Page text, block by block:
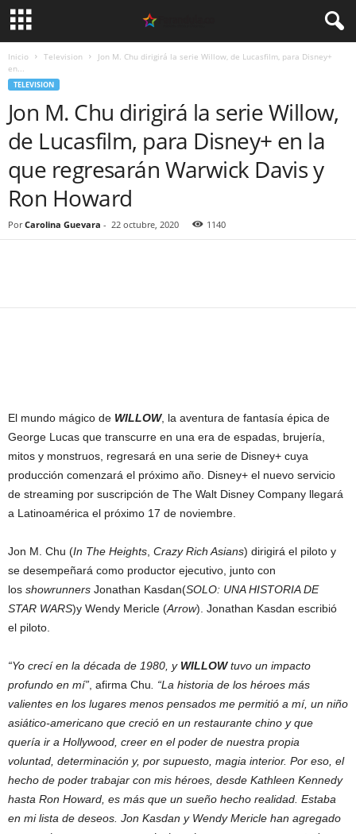
Inicio Television
Jon M. Chu dirigirá la serie Willow, de Lucasfilm, para Disney+
en...
TELEVISION
Jon M. Chu dirigirá la serie Willow,
de Lucasfilm, para Disney+ en la
que regresarán Warwick Davis y
Ron Howard
Por Carolina Guevara - 22 octubre, 2020 1140
El mundo mágico de WILLOW, la aventura de fantasía épica de
George Lucas que transcurre en una era de espadas, brujería,
mitos y monstruos, regresará en una serie de Disney+ cuya
producción comenzará el próximo año. Disney+ el nuevo servicio
de streaming por suscripción de The Walt Disney Company llegará
a Latinoamérica el próximo 17 de noviembre.
Jon M. Chu (In The Heights Crazy Rich Asians) dirigirá el piloto y
se desempeñará como productor ejecutivo, junto con
los showrunners Jonathan Kasdan(SOLO: UNA HISTORIA DE
STAR WARS)y Wendy Mericle (Arrow). Jonathan Kasdan escribió
el piloto.
“Yo crecí en la década de 1980, y WILLOWtuvo un impacto
profundo en mí” , afirma Chu . “La historia de los héroes más
valientes en los lugares menos pensados me permitió a mí, un niño
asiático-americano que creció en un restaurante chino y que
quería ir a Hollywood, creer en el poder de nuestra propia
voluntad, determinación y, por supuesto, magia interior. Por eso, el
hecho de poder trabajar con mis héroes, desde Kathleen Kennedy
hasta Ron Howard, es más que un sueño hecho realidad. Estaba
en mi lista de deseos. Jon Kasdan y Wendy Mericle han agregado